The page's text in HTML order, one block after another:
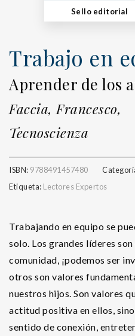
Sello editorial
Trabajo en
Aprender de los
Faccia, Francesco,
Tecnoscienza
ISBN: 9788491457480
Etiqueta: Lectores Expertos
Trabajando en equipo se
solo. Los grandes líderes
comunidad, ¡podemos ser
otros son valores
nuestros hijos. Son valores
actitud positiva en ellos,
sentido de conexión,